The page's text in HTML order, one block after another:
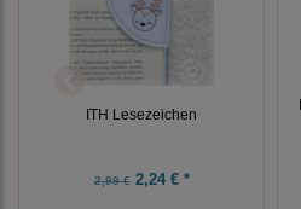
ITH Lesezeichen
2,99 €2,24 € *